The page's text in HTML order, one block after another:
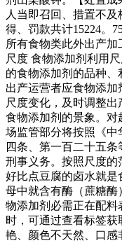
人当即召回、措置不
得、罚款共计15224。
所有食物类此外出产
尺度 食物添加剂利用
的食物添加剂的品种
出产运营者应食物添
尺度变化，及时调整
食物添加剂的景象。
场监管部分将按照《
四条、第一百二十五
刑事义务。按照尺度的
好比点豆腐的卤水就
母中就含有酶（蔗糖
物添加剂必需正在配
时，可通过查看标签
艳、颜色不天然、口感